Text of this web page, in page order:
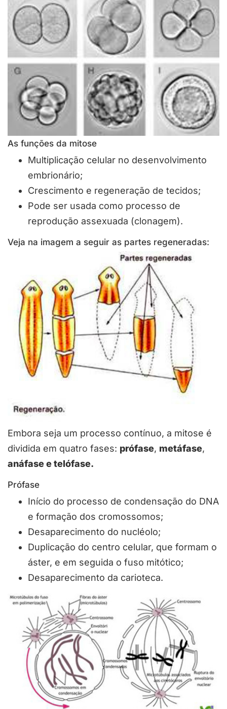
As funções da mitose
Multiplicação celular no desenvolvimento
embrionário;
Crescimento e regeneração de tecidos;
Pode ser usada como processo de
reprodução assexuada (clonagem).
Veja na imagem a seguir as partes regeneradas:
Embora seja um processo contínuo, a mitose é
dividida em quatro fases: prófase, metáfase,
anáfase e telófase.
Prófase
Início do processo de condensação do DNA
e formação dos cromossomos;
Desaparecimento do nucléolo;
Duplicação do centro celular, que formam o
áster, e em seguida o fuso mitótico;
Desaparecimento da carioteca.